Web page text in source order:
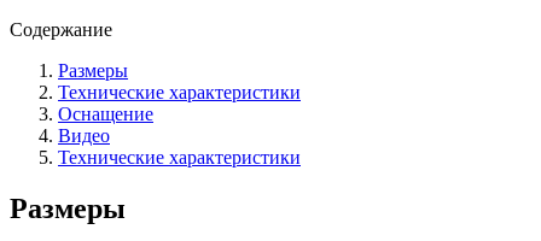
Содержание
Размеры
Технические характеристики
Оснащение
Видео
Технические характеристики
Размеры